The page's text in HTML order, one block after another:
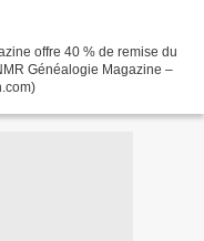
offre 40 % de remise du
Généalogie Magazine –